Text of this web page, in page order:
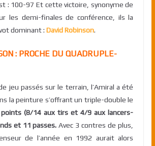
: 100-97 Et cette victoire, synonyme de
les demi-finales de conférence, ils la
dominant : David Robinson.
: PROCHE DU QUADRUPLE-
jeu passés sur le terrain, l’Amiral a été
la peinture s’offrant un triple-double le
(8/14 aux tirs et 4/9 aux lancers-
et 11 passes. Avec 3 contres de plus,
de l’année en 1992 aurait alors